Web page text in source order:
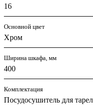
16
Основной цвет
Хром
Ширина шкафа, мм
400
Комплектация
Посудосушитель для